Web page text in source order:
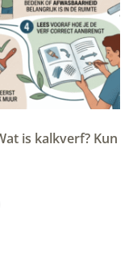
is kalkverf? Kun